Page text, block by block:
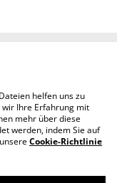
Richtlinie
helfen uns zu
Ihre Erfahrung mit
mehr über diese
werden, indem Sie auf
Cookie-Richtlinie